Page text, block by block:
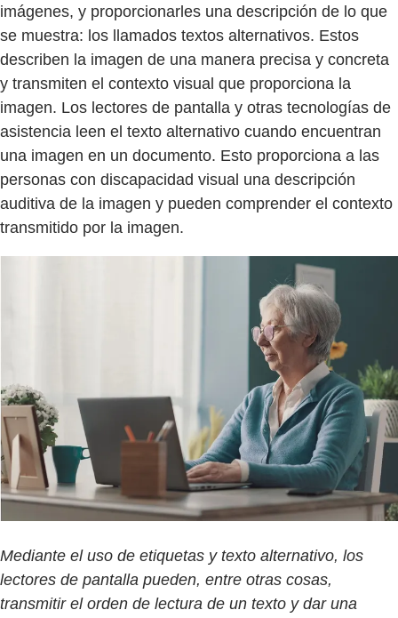
imágenes, y proporcionarles una descripción de lo que
se muestra: los llamados textos alternativos. Estos
describen la imagen de una manera precisa y concreta
y transmiten el contexto visual que proporciona la
imagen. Los lectores de pantalla y otras tecnologías de
asistencia leen el texto alternativo cuando encuentran
una imagen en un documento. Esto proporciona a las
personas con discapacidad visual una descripción
auditiva de la imagen y pueden comprender el contexto
transmitido por la imagen.
Mediante el uso de etiquetas y texto alternativo, los
lectores de pantalla pueden, entre otras cosas,
transmitir el orden de lectura de un texto y dar una